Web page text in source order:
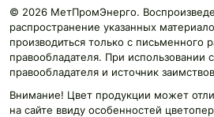
© 2026 МетПромЭнерго.
распространение указанных
производиться только с письменного
правообладателя. При использовании
правообладателя и источник
Внимание! Цвет продукции может
на сайте ввиду особенностей